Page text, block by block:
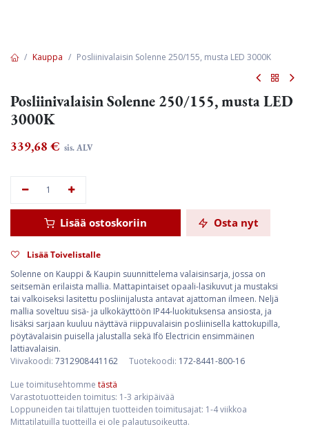
Kauppa Posliinivalaisin Solenne 250/155, musta LED 3000K
Posliinivalaisin Solenne 250/155, musta LED
3000K
339,68 € sis. ALV
Lisää ostoskoriin Osta nyt
Lisää Toivelistalle
Solenne on Kauppi & Kaupin suunnittelema valaisinsarja, jossa on
seitsemän erilaista mallia. Mattapintaiset opaali-lasikuvut ja mustaksi
tai valkoiseksi lasitettu posliinijalusta antavat ajattoman ilmeen. Neljä
mallia soveltuu sisä- ja ulkokäyttöön IP44-luokituksensa ansiosta, ja
lisäksi sarjaan kuuluu näyttävä riippuvalaisin posliinisella kattokupilla,
pöytävalaisin puisella jalustalla sekä Ifö Electricin ensimmäinen
lattiavalaisin.
Viivakoodi: 7312908441162 Tuotekoodi: 172-8441-800-16
Lue toimitusehtomme tästä
Varastotuotteiden toimitus: 1-3 arkipäivää
Loppuneiden tai tilattujen tuotteiden toimitusajat: 1-4 viikkoa
Mittatilatuilla tuotteilla ei ole palautusoikeutta.